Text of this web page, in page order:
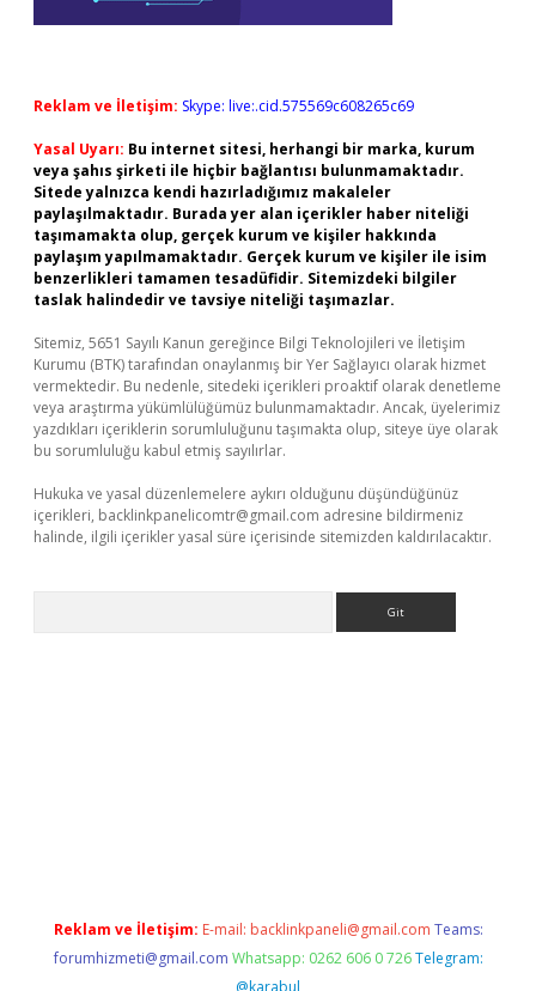
Reklam ve İletişim: Skype: live:.cid.575569c608265c69
Yasal Uyarı: Bu internet sitesi, herhangi bir marka, kurum
veya şahıs şirketi ile hiçbir bağlantısı bulunmamaktadır.
Sitede yalnızca kendi hazırladığımız makaleler
paylaşılmaktadır. Burada yer alan içerikler haber niteliği
taşımamakta olup, gerçek kurum ve kişiler hakkında
paylaşım yapılmamaktadır. Gerçek kurum ve kişiler ile isim
benzerlikleri tamamen tesadüfidir. Sitemizdeki bilgiler
taslak halindedir ve tavsiye niteliği taşımazlar.
Sitemiz, 5651 Sayılı Kanun gereğince Bilgi Teknolojileri ve İletişim
Kurumu (BTK) tarafından onaylanmış bir Yer Sağlayıcı olarak hizmet
vermektedir. Bu nedenle, sitedeki içerikleri proaktif olarak denetleme
veya araştırma yükümlülüğümüz bulunmamaktadır. Ancak, üyelerimiz
yazdıkları içeriklerin sorumluluğunu taşımakta olup, siteye üye olarak
bu sorumluluğu kabul etmiş sayılırlar.
Hukuka ve yasal düzenlemelere aykırı olduğunu düşündüğünüz
içerikleri, backlinkpanelicomtr@gmail.com adresine bildirmeniz
halinde, ilgili içerikler yasal süre içerisinde sitemizden kaldırılacaktır.
Reklam ve İletişim: E-mail: backlinkpaneli@gmail.com Teams:
forumhizmeti@gmail.com Whatsapp: 0262 606 0 726 Telegram:
@karabul